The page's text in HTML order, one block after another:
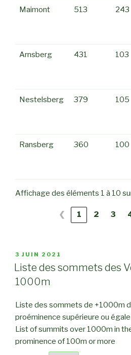
Maimont 513 243
Arnsberg 431 103
Nestelsberg 379 105
Ransberg 360 100
Affichage des éléments 1 à 10
❮ 1 2 3
PUBLIÉ
LE
3 JUIN 2021
Liste des sommets des
1000m
Liste des sommets de +1000m
proéminence supérieure ou
List of summits over 1000m in
prominence of 100m or more